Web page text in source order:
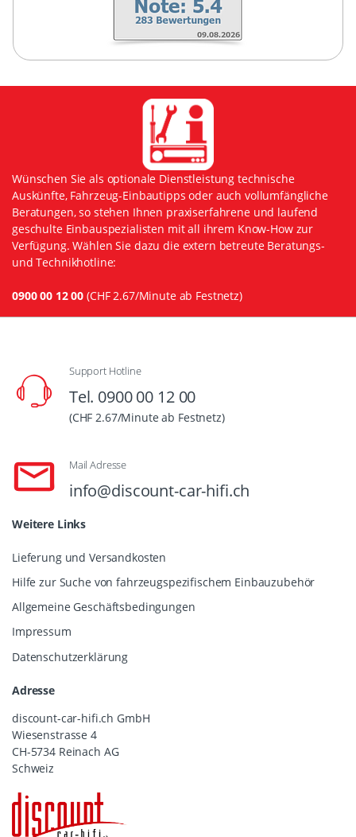
Wünschen Sie als optionale Dienstleistung technische
Auskünfte, Fahrzeug-Einbautipps oder auch vollumfängliche
Beratungen, so stehen Ihnen praxiserfahrene und laufend
geschulte Einbauspezialisten mit all ihrem Know-How zur
Verfügung. Wählen Sie dazu die extern betreute Beratungs-
und Technikhotline:
0900 00 12 00 (CHF 2.67/Minute ab Festnetz)
Support Hotline
Tel. 0900 00 12 00
(CHF 2.67/Minute ab Festnetz)
Mail Adresse
info@discount-car-hifi.ch
Weitere Links
Lieferung und Versandkosten
Hilfe zur Suche von fahrzeugspezifischem Einbauzubehör
Allgemeine Geschäftsbedingungen
Impressum
Datenschutzerklärung
Adresse
discount-car-hifi.ch GmbH
Wiesenstrasse 4
CH-5734 Reinach AG
Schweiz